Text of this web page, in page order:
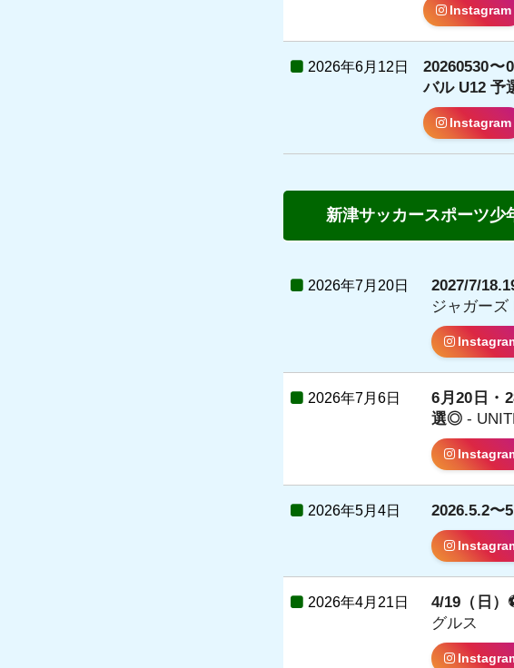
Instagram
2026年6月12日
20260530〜
バル U12 予
Instagram
新津サッカースポーツ少
2026年7月20日 2027/7/
ジャガーズ
2026年7月6日
6月20日・
選◎ -
2026年5月4日 2026.5.2〜
2026年4月21日 4/19（日）
グルス